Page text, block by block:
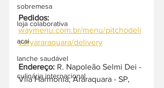
sobremesa
loja colaborativa
acai
lanche saudável
culinária internacional
Pedidos:
waymenu.com.br/menu/pitchodeli
veryararaquara/delivery
Endereço: R. Napoleão Selmi Dei -
Vila Harmonia, Araraquara - SP,